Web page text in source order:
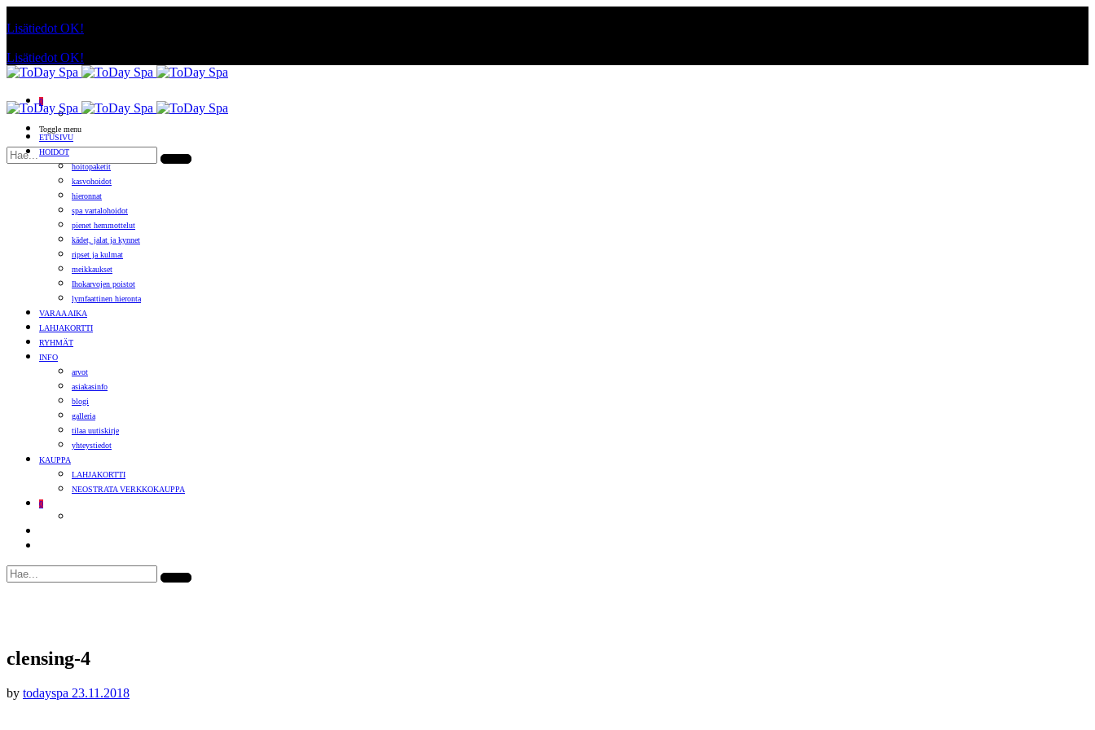
Lisätiedot OK!
Lisätiedot OK!
0
Toggle menu
ETUSIVU
HOIDOT
hoitopaketit
kasvohoidot
hieronnat
spa vartalohoidot
pienet hemmottelut
kädet, jalat ja kynnet
ripset ja kulmat
meikkaukset
Ihokarvojen poistot
lymfaattinen hieronta
VARAA AIKA
LAHJAKORTTI
RYHMÄT
INFO
arvot
asiakasinfo
blogi
galleria
tilaa uutiskirje
yhteystiedot
KAUPPA
LAHJAKORTTI
NEOSTRATA VERKKOKAUPPA
0
clensing-4
by todayspa 23.11.2018